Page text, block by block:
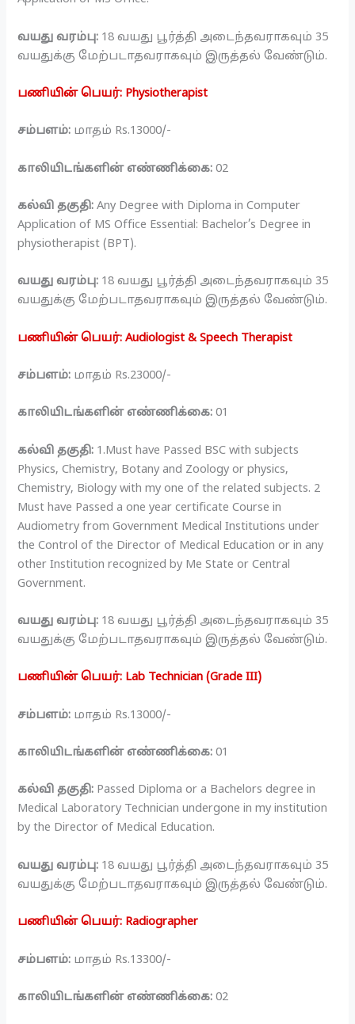
வயது வரம்பு: 18 வயது பூர்த்தி அடைந்தவராகவும் 35
வயதுக்கு மேற்படாதவராகவும் இருத்தல் வேண்டும்.
பணியின் பெயர்: Physiotherapist
சம்பளம்: மாதம் Rs.13000/-
காலியிடங்களின் எண்ணிக்கை: 02
கல்வி தகுதி: Any Degree with Diploma in Computer
Application of MS Office Essential: Bachelor’s Degree in
physiotherapist (BPT).
வயது வரம்பு: 18 வயது பூர்த்தி அடைந்தவராகவும் 35
வயதுக்கு மேற்படாதவராகவும் இருத்தல் வேண்டும்.
பணியின் பெயர்: Audiologist & Speech Therapist
சம்பளம்: மாதம் Rs.23000/-
காலியிடங்களின் எண்ணிக்கை: 01
கல்வி தகுதி: 1.Must have Passed BSC with subjects
Physics, Chemistry, Botany and Zoology or physics,
Chemistry, Biology with my one of the related subjects. 2
Must have Passed a one year certificate Course in
Audiometry from Government Medical Institutions under
the Control of the Director of Medical Education or in any
other Institution recognized by Me State or Central
Government.
வயது வரம்பு: 18 வயது பூர்த்தி அடைந்தவராகவும் 35
வயதுக்கு மேற்படாதவராகவும் இருத்தல் வேண்டும்.
பணியின் பெயர்: Lab Technician (Grade III)
சம்பளம்: மாதம் Rs.13000/-
காலியிடங்களின் எண்ணிக்கை: 01
கல்வி தகுதி: Passed Diploma or a Bachelors degree in
Medical Laboratory Technician undergone in my institution
by the Director of Medical Education.
வயது வரம்பு: 18 வயது பூர்த்தி அடைந்தவராகவும் 35
வயதுக்கு மேற்படாதவராகவும் இருத்தல் வேண்டும்.
பணியின் பெயர்: Radiographer
சம்பளம்: மாதம் Rs.13300/-
காலியிடங்களின் எண்ணிக்கை: 02